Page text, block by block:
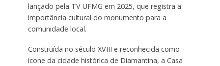
lançado pela TV UFMG em 2025, que registra a
importância cultural do monumento para a
comunidade local.
Construída no século XVIII e reconhecida como
ícone da cidade histórica de Diamantina, a Casa